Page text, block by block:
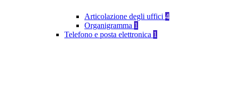
Articolazione degli uffici 4
Organigramma 1
Telefono e posta elettronica 1